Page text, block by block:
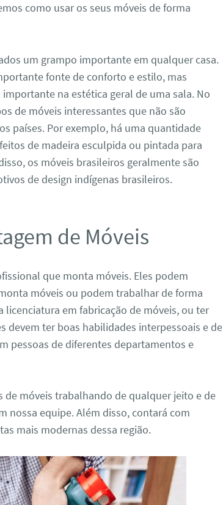
como usar os seus móveis de forma
um grampo importante em qualquer casa.
fonte de conforto e estilo, mas
na estética geral de uma sala. No
de móveis interessantes que não são
países. Por exemplo, há uma quantidade
de madeira esculpida ou pintada para
os móveis brasileiros geralmente são
de design indígenas brasileiros.
de Móveis
que monta móveis. Eles podem
móveis ou podem trabalhar de forma
licenciatura em fabricação de móveis, ou ter
devem ter boas habilidades interpessoais e de
pessoas de diferentes departamentos e
de móveis trabalhando de qualquer jeito e de
nossa equipe. Além disso, contará com
mais modernas dessa região.